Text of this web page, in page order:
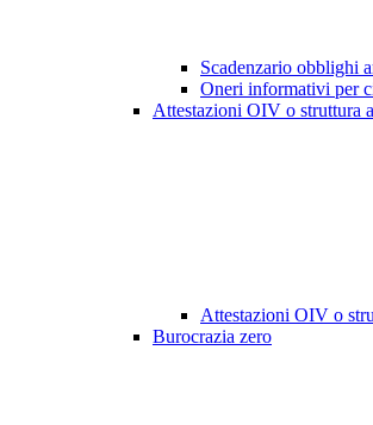
Scadenzario obblighi
Oneri informativi per
Attestazioni OIV o struttura
Attestazioni OIV o
Burocrazia zero